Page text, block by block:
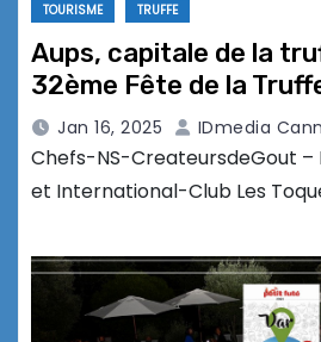
TOURISME
TRUFFE
Aups, capitale de la
32ème Fête de la
Jan 16, 2025 IDmedia
Chefs-NS-CreateursdeGout –
et International-Club Les